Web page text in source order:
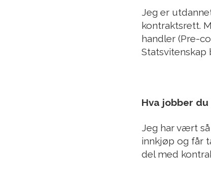
Jeg er
kontraktsrett.
handler (Pre-
Statsvitenskap
Hva jobber
Jeg har vært
innkjøp og får
del med